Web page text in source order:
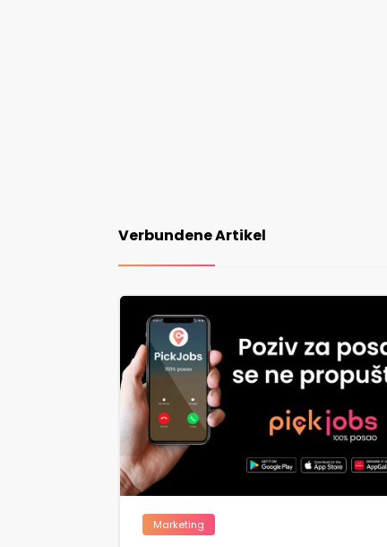
Verbundene Artikel
Marketing